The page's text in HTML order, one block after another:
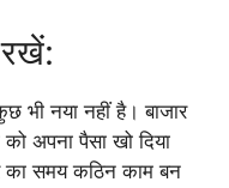
भी नया नहीं है। बाजार
अपना पैसा खो दिया
का समय कठिन काम बन